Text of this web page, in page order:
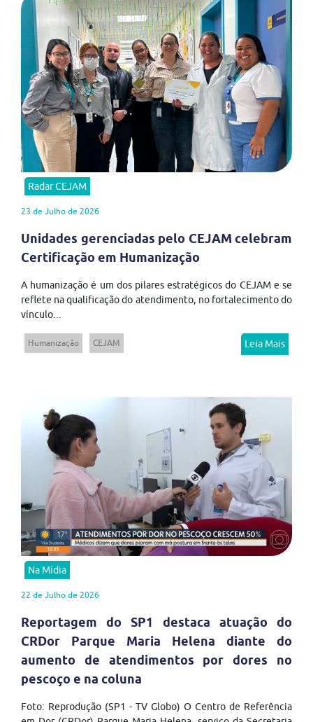
Radar CEJAM
23 de Julho de 2026
Unidades gerenciadas pelo CEJAM celebram
Certificação em Humanização
A humanização é um dos pilares estratégicos do CEJAM e se
reflete na qualificação do atendimento, no fortalecimento do
vínculo...
Humanização CEJAM Leia Mais
Na Mídia
22 de Julho de 2026
Reportagem do SP1 destaca atuação do
CRDor Parque Maria Helena diante do
aumento de atendimentos por dores no
pescoço e na coluna
Foto: Reprodução (SP1 - TV Globo) O Centro de Referência